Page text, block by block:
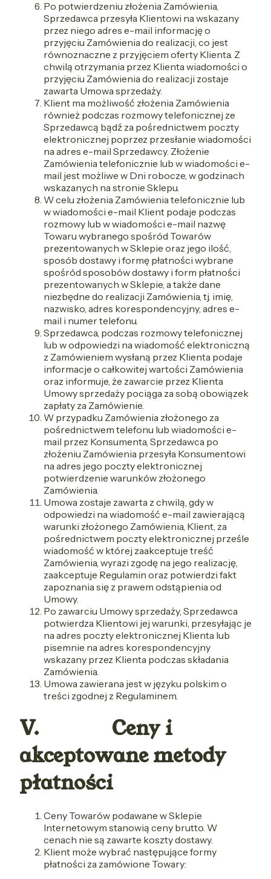
Po potwierdzeniu złożenia Zamówienia,
Sprzedawca przesyła Klientowi na wskazany
przez niego adres e-mail informację o
przyjęciu Zamówienia do realizacji, co jest
równoznaczne z przyjęciem oferty Klienta. Z
chwilą otrzymania przez Klienta wiadomości o
przyjęciu Zamówienia do realizacji zostaje
zawarta Umowa sprzedaży.
Klient ma możliwość złożenia Zamówienia
również podczas rozmowy telefonicznej ze
Sprzedawcą bądź za pośrednictwem poczty
elektronicznej poprzez przesłanie wiadomości
na adres e-mail Sprzedawcy. Złożenie
Zamówienia telefonicznie lub w wiadomości e-
mail jest możliwe w Dni robocze, w godzinach
wskazanych na stronie Sklepu.
W celu złożenia Zamówienia telefonicznie lub
w wiadomości e-mail Klient podaje podczas
rozmowy lub w wiadomości e-mail nazwę
Towaru wybranego spośród Towarów
prezentowanych w Sklepie oraz jego ilość,
sposób dostawy i formę płatności wybrane
spośród sposobów dostawy i form płatności
prezentowanych w Sklepie, a także dane
niezbędne do realizacji Zamówienia, tj. imię,
nazwisko, adres korespondencyjny, adres e-
mail i numer telefonu.
Sprzedawca, podczas rozmowy telefonicznej
lub w odpowiedzi na wiadomość elektroniczną
z Zamówieniem wysłaną przez Klienta podaje
informacje o całkowitej wartości Zamówienia
oraz informuje, że zawarcie przez Klienta
Umowy sprzedaży pociąga za sobą obowiązek
zapłaty za Zamówienie.
W przypadku Zamówienia złożonego za
pośrednictwem telefonu lub wiadomości e-
mail przez Konsumenta, Sprzedawca po
złożeniu Zamówienia przesyła Konsumentowi
na adres jego poczty elektronicznej
potwierdzenie warunków złożonego
Zamówienia.
Umowa zostaje zawarta z chwilą, gdy w
odpowiedzi na wiadomość e-mail zawierającą
warunki złożonego Zamówienia, Klient, za
pośrednictwem poczty elektronicznej prześle
wiadomość w której zaakceptuje treść
Zamówienia, wyrazi zgodę na jego realizację,
zaakceptuje Regulamin oraz potwierdzi fakt
zapoznania się z prawem odstąpienia od
Umowy.
Po zawarciu Umowy sprzedaży, Sprzedawca
potwierdza Klientowi jej warunki, przesyłając je
na adres poczty elektronicznej Klienta lub
pisemnie na adres korespondencyjny
wskazany przez Klienta podczas składania
Zamówienia.
Umowa zawierana jest w języku polskim o
treści zgodnej z Regulaminem.
V. Ceny i
akceptowane metody
płatności
Ceny Towarów podawane w Sklepie
Internetowym stanowią ceny brutto. W
cenach nie są zawarte koszty dostawy.
Klient może wybrać następujące formy
płatności za zamówione Towary: